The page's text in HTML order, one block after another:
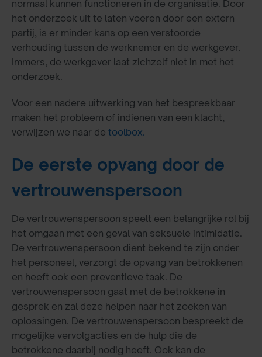
normaal kunnen functioneren in de organisatie. Door
het onderzoek uit te laten voeren door een extern
partij, is er minder kans op een verstoorde
verhouding tussen de werknemer en de werkgever.
Immers, de werkgever laat zichzelf niet in met het
onderzoek.
Voor een nadere uitwerking van het bespreekbaar
maken het probleem of indienen van een klacht,
verwijzen we naar de toolbox.
De eerste opvang door de
vertrouwenspersoon
De vertrouwenspersoon speelt een belangrijke rol bij
het omgaan met een geval van seksuele intimidatie.
De vertrouwenspersoon dient bekend te zijn onder
het personeel, verzorgt de opvang van betrokkenen
en heeft ook een preventieve taak. De
vertrouwenspersoon gaat met de betrokkene in
gesprek en zal deze helpen naar het zoeken van
oplossingen. De vertrouwenspersoon bespreekt de
mogelijke vervolgacties en de hulp die de
betrokkene daarbij nodig heeft. Ook kan de